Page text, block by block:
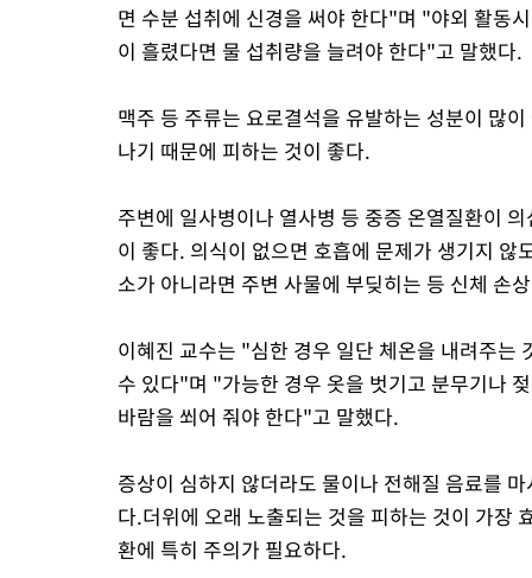
면 수분 섭취에 신경을 써야 한다"며 "야외 활동
이 흘렸다면 물 섭취량을 늘려야 한다"고 말했다.
맥주 등 주류는 요로결석을 유발하는 성분이 많
나기 때문에 피하는 것이 좋다.
주변에 일사병이나 열사병 등 중증 온열질환이
이 좋다. 의식이 없으면 호흡에 문제가 생기지
소가 아니라면 주변 사물에 부딪히는 등 신체 손
이혜진 교수는 "심한 경우 일단 체온을 내려주는
수 있다"며 "가능한 경우 옷을 벗기고 분무기나
바람을 쐬어 줘야 한다"고 말했다.
증상이 심하지 않더라도 물이나 전해질 음료를
다.더위에 오래 노출되는 것을 피하는 것이 가장
환에 특히 주의가 필요하다.